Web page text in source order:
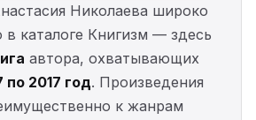
Николаева широко
в каталоге Книгизм — здесь
автора, охватывающих
по 2017 год. Произведения
к жанрам